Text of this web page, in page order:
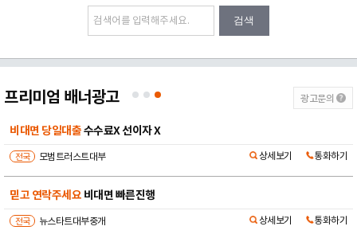
검색
프리미엄 배너광고 광고문의
비대면 당일대출수수료X 선이자 X
전국 모범트러스트대부 상세보기 통화하기
믿고 연락주세요 비대면 빠른진행
전국 뉴스타트대부중개 상세보기 통화하기